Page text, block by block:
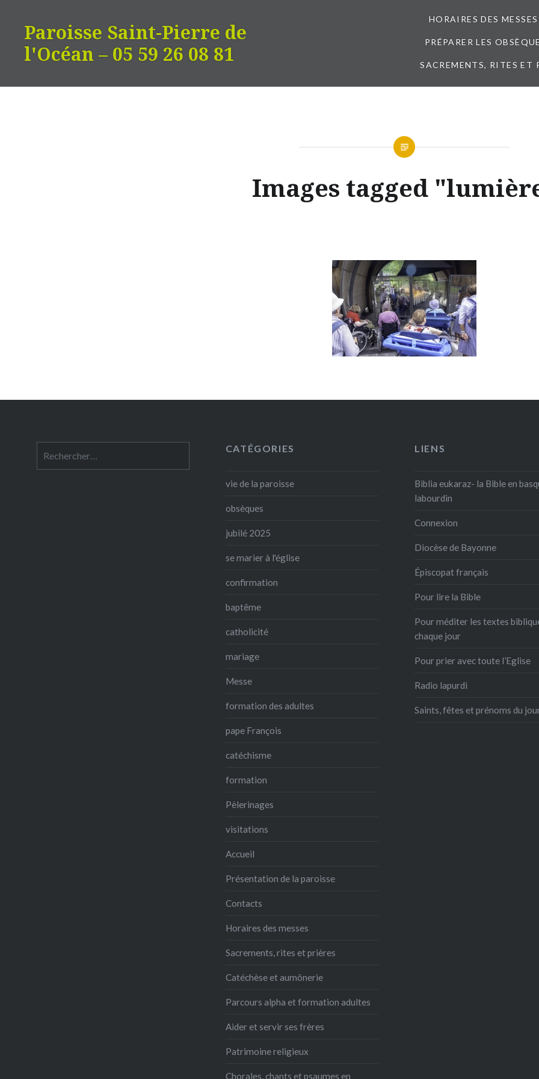
contenuParoisse Saint-Pierre de
l'Océan – 05 59 26 08 81
HORAIRES DES MESSES
PRÉPARER LES
SACREMENTS, RITES ET
Images tagged
CATÉGORIES
vie de la paroisse
obsèques
jubilé 2025
se marier à l'église
confirmation
baptême
catholicité
mariage
Messe
formation des adultes
pape François
catéchisme
formation
Pèlerinages
visitations
Accueil
Présentation de la paroisse
Contacts
Horaires des messes
Sacrements, rites et prières
Catéchèse et aumônerie
Parcours alpha et formation adultes
Aider et servir ses frères
Patrimoine religieux
Chorales, chants et psaumes en
LIENS
Biblia eukaraz- la Bible en
labourdin
Connexion
Diocèse de Bayonne
Épiscopat français
Pour lire la Bible
Pour méditer les textes
chaque jour
Pour prier avec toute l’Eglise
Radio lapurdi
Saints, fêtes et prénoms du